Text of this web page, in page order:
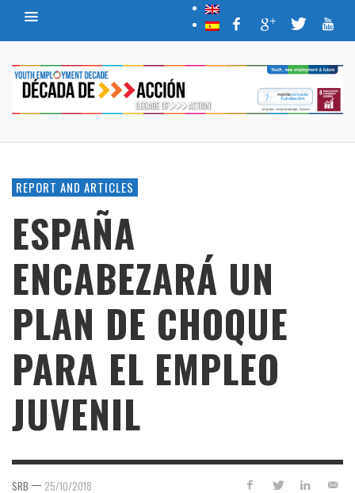
REPORT AND ARTICLES
ESPAÑA
ENCABEZARÁ UN
PLAN DE CHOQUE
PARA EL EMPLEO
JUVENIL
SRB — 25/10/2018